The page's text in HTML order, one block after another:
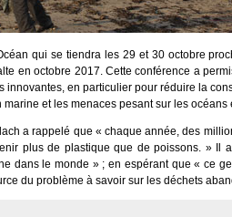
qui se tiendra les 29 et 30 octobre
en octobre 2017. Cette conférence a
innovantes, en particulier pour réduire la
marine et les menaces pesant sur les
a rappelé que « chaque année, des
plus de plastique que de poissons. » Il
dans le monde » ; en espérant que « ce
du problème à savoir sur les déchets